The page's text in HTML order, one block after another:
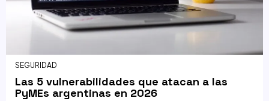
SEGURIDAD
Las 5 vulnerabilidades que atacan a las
PyMEs argentinas en 2026